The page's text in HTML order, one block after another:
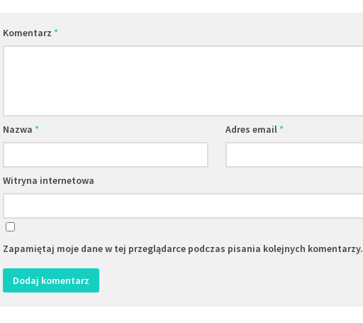
Komentarz *
Nazwa * Adres email*
Witryna internetowa
Zapamiętaj moje dane w tej przeglądarce podczas pisania kolejnych komentarzy.